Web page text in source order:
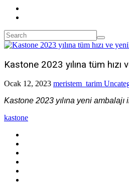
Kastone 2023 yılına tüm
Ocak 12, 2023 meristem_tarim
Kastone 2023 yılına yeni
kastone